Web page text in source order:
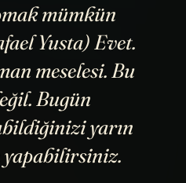
mümkün
Yusta) Evet.
meselesi. Bu
Bugün
yarın